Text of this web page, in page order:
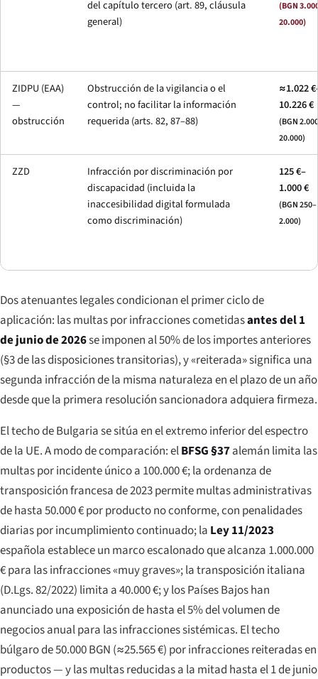
del capítulo tercero (art. 89, cláusula
general)
(BGN
20.000)
ZIDPU (EAA)
—
obstrucción
Obstrucción de la vigilancia o el
control; no facilitar la información
requerida (arts. 82, 87–88)
≈1.022
10.226 €
(BGN
20.000)
ZZD
Infracción por discriminación por
discapacidad (incluida la
inaccesibilidad digital formulada
como discriminación)
125 €–
1.000 €
(BGN 250–
2.000)
Dos atenuantes legales condicionan el primer ciclo de
aplicación: las multas por infracciones cometidasantes del 1
de junio de 2026se imponen al 50% de los importes anteriores
(§3 de las disposiciones transitorias), y «reiterada» significa una
segunda infracción de la misma naturaleza en el plazo de un año
desde que la primera resolución sancionadora adquiera firmeza.
El techo de Bulgaria se sitúa en el extremo inferior del espectro
de la UE. A modo de comparación: elBFSG §37alemán limita las
multas por incidente único a 100.000 €; la ordenanza de
transposición francesa de 2023 permite multas administrativas
de hasta 50.000 € por producto no conforme, con penalidades
diarias por incumplimiento continuado; la Ley 11/2023
española establece un marco escalonado que alcanza 1.000.000
€ para las infracciones «muy graves»; la transposición italiana
(D.Lgs. 82/2022) limita a 40.000 €; y los Países Bajos han
anunciado una exposición de hasta el 5% del volumen de
negocios anual para las infracciones sistémicas. El techo
búlgaro de 50.000 BGN (≈25.565 €) por infracciones reiteradas en
productos — y las multas reducidas a la mitad hasta el 1 de junio